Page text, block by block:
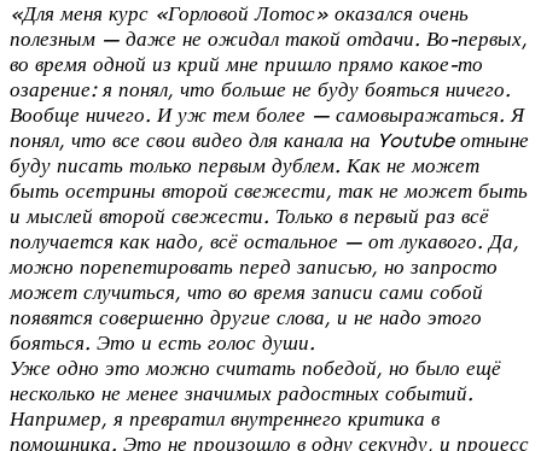
«Для меня курс «Горловой Лотос» оказался очень
полезным — даже не ожидал такой отдачи. Во-первых,
во время одной из крий мне пришло прямо какое-то
озарение: я понял, что больше не буду бояться ничего.
Вообще ничего. И уж тем более — самовыражаться. Я
понял, что все свои видео для канала на Youtube отныне
буду писать только первым дублем. Как не может
быть осетрины второй свежести, так не может быть
и мыслей второй свежести. Только в первый раз всё
получается как надо, всё остальное — от лукавого. Да,
можно порепетировать перед записью, но запросто
может случиться, что во время записи сами собой
появятся совершенно другие слова, и не надо этого
бояться. Это и есть голос души.
Уже одно это можно считать победой, но было ещё
несколько не менее значимых радостных событий.
Например, я превратил внутреннего критика в
помощника. Это не произошло в одну секунду, и процесс